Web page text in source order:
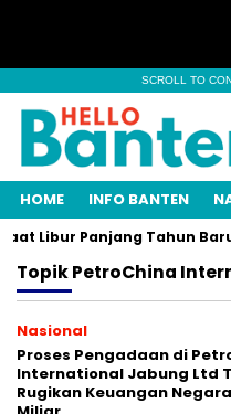
SCROLL TO
HOME INFO BANTEN
Libur Panjang Tahun Baru
TopikPetroChina
Nasional
Proses Pengadaan di
International Jabung Ltd
Rugikan Keuangan